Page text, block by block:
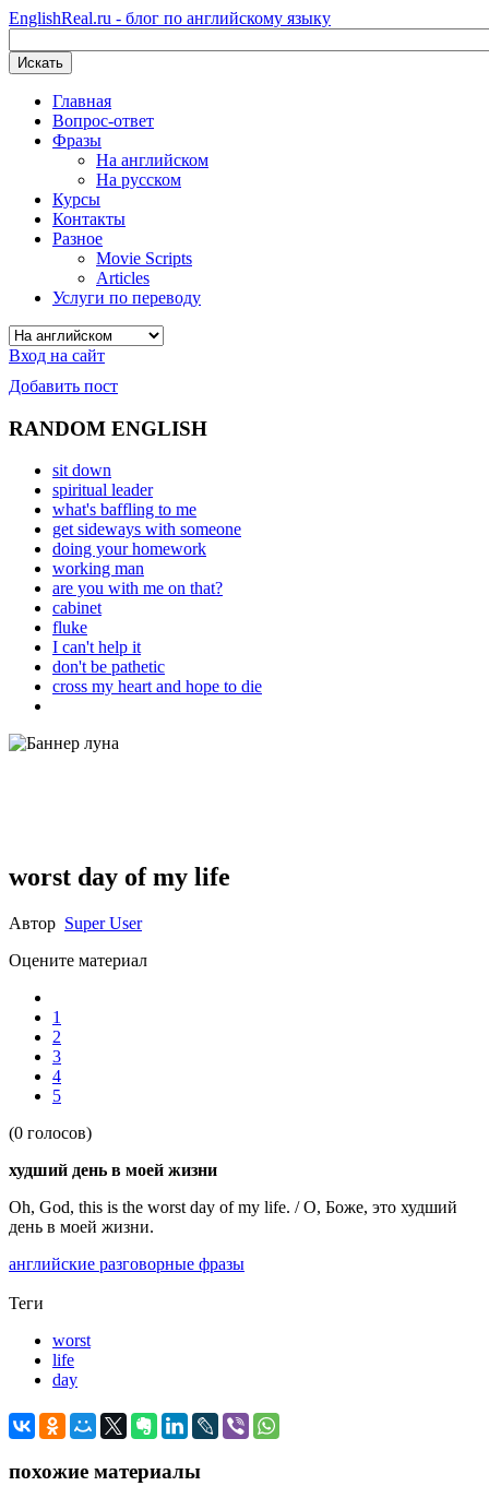
EnglishReal.ru - блог по английскому языку
Искать
Главная
Вопрос-ответ
Фразы
На английском
На русском
Курсы
Контакты
Разное
Movie Scripts
Articles
Услуги по переводу
Вход на сайт
Добавить пост
RANDOM ENGLISH
sit down
spiritual leader
what's baffling to me
get sideways with someone
doing your homework
working man
are you with me on that?
cabinet
fluke
I can't help it
don't be pathetic
cross my heart and hope to die
worst day of my life
Автор Super User
Оцените материал
1
2
3
4
5
(0 голосов)
худший день в моей жизни
Oh, God, this is the worst day of my life. / О, Боже, это худший
день в моей жизни.
английские разговорные фразы
Теги
worst
life
day
похожие материалы